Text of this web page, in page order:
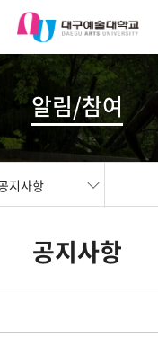
알림/참여
지사항
공지사항